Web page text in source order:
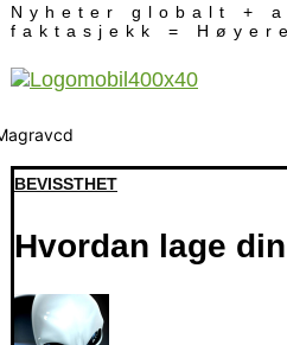
Nyheter globalt +
faktasjekk =
BEVISSTHET
Hvordan lage